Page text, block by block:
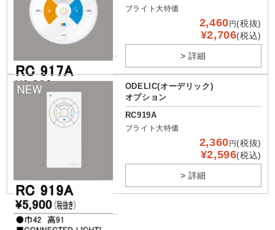
ブライト大特価
2,460 円 (税抜)
¥2,706(税込)
> 詳細
ODELIC(オーデリック)
オプション
RC919A
ブライト大特価
2,360 円 (税抜)
¥2,596(税込)
> 詳細